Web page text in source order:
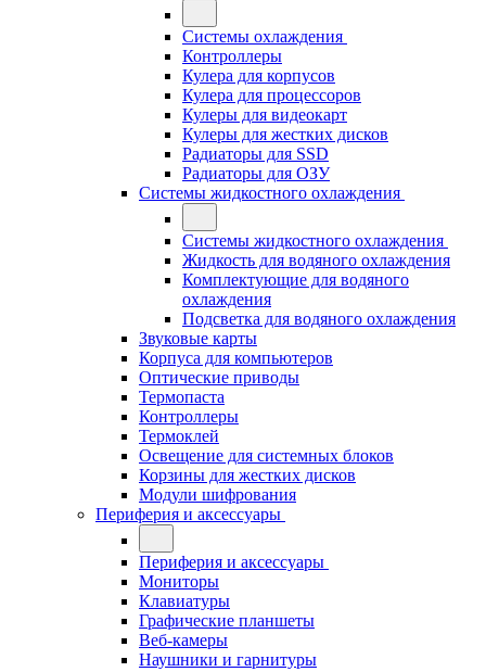
Системы охлаждения
Контроллеры
Кулера для корпусов
Кулера для процессоров
Кулеры для видеокарт
Кулеры для жестких дисков
Радиаторы для SSD
Радиаторы для ОЗУ
Системы жидкостного охлаждения
Системы жидкостного охлаждения
Жидкость для водяного охлаждения
Комплектующие для водяного
охлаждения
Подсветка для водяного охлаждения
Звуковые карты
Корпуса для компьютеров
Оптические приводы
Термопаста
Контроллеры
Термоклей
Освещение для системных блоков
Корзины для жестких дисков
Модули шифрования
Периферия и аксессуары
Периферия и аксессуары
Мониторы
Клавиатуры
Графические планшеты
Веб-камеры
Наушники и гарнитуры